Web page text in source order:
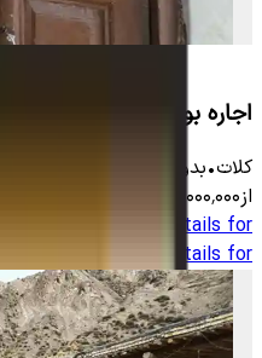
اجاره بومگردی روستای
کلات•بدون اتاق
از۲٬۰۰۰٬۰۰۰
View details for
اجاره
details for